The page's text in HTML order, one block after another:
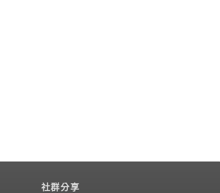
社群分享